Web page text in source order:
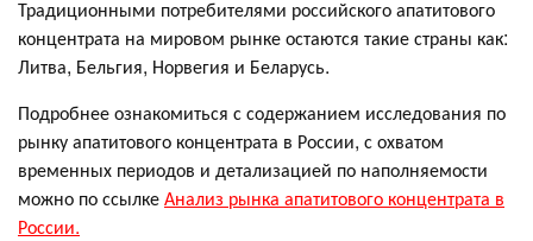
Традиционными потребителями российского апатитового
концентрата на мировом рынке остаются такие страны как:
Литва, Бельгия, Норвегия и Беларусь.
Подробнее ознакомиться с содержанием исследования по
рынку апатитового концентрата в России, с охватом
временных периодов и детализацией по наполняемости
можно по ссылкеАнализ рынка апатитового концентрата в
России.